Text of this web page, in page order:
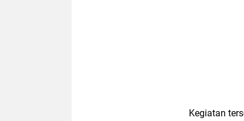
Kegiatan